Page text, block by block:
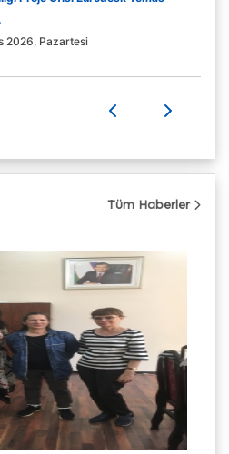
2026, Pazartesi
Tüm Haberler